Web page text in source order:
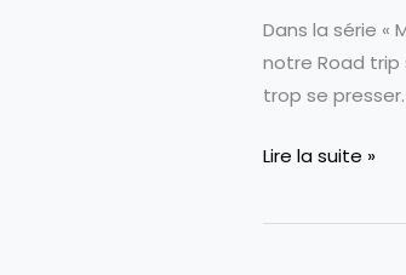
Dans la série «
notre Road trip
trop se
Road
Irlande
Lire la suite »